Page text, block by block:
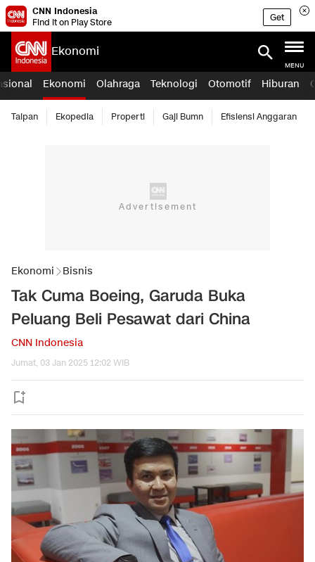
CNN Indonesia
Find it on Play Store
Get
Ekonomi
MENU
Ekonomi Olahraga Teknologi Otomotif Hiburan
Taipan Ekopedia Properti Gaji Bumn Efisiensi Anggaran
Ekonomi Bisnis
Tak Cuma Boeing, Garuda Buka
Peluang Beli Pesawat dari China
CNN Indonesia
Jumat, 03 Jan 2025 12:02 WIB